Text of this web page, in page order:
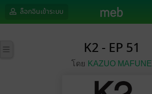
ล็อกอินเข้าระบบ
K2 - EP 51
โดย KAZUO MAFUNE